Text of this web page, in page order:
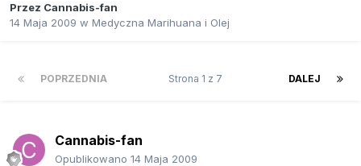
Przez Cannabis-fan
14 Maja 2009 w Medyczna Marihuana i Olej
POPRZEDNIA DALEJ
Strona 1 z 7
Cannabis-fan
Opublikowano 14 Maja 2009